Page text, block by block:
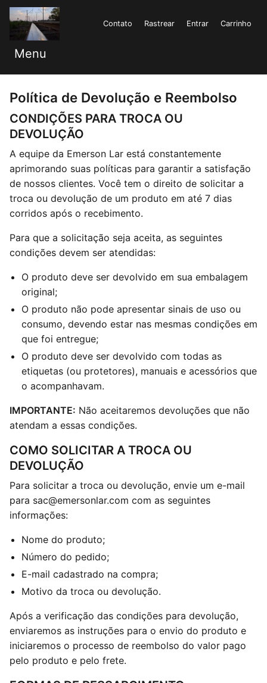
Contato Rastrear Entrar Carrinho
Menu
Política de Devolução e Reembolso
CONDIÇÕES PARA TROCA OU
DEVOLUÇÃO
A equipe da Emerson Lar está constantemente
aprimorando suas políticas para garantir a satisfação
de nossos clientes. Você tem o direito de solicitar a
troca ou devolução de um produto em até 7 dias
corridos após o recebimento.
Para que a solicitação seja aceita, as seguintes
condições devem ser atendidas:
O produto deve ser devolvido em sua embalagem
original;
O produto não pode apresentar sinais de uso ou
consumo, devendo estar nas mesmas condições em
que foi entregue;
O produto deve ser devolvido com todas as
etiquetas (ou protetores), manuais e acessórios que
o acompanhavam.
IMPORTANTE: Não aceitaremos devoluções que não
atendam a essas condições.
COMO SOLICITAR A TROCA OU
DEVOLUÇÃO
Para solicitar a troca ou devolução, envie um e-mail
para sac@emersonlar.com com as seguintes
informações:
Nome do produto;
Número do pedido;
E-mail cadastrado na compra;
Motivo da troca ou devolução.
Após a verificação das condições para devolução,
enviaremos as instruções para o envio do produto e
iniciaremos o processo de reembolso do valor pago
pelo produto e pelo frete.